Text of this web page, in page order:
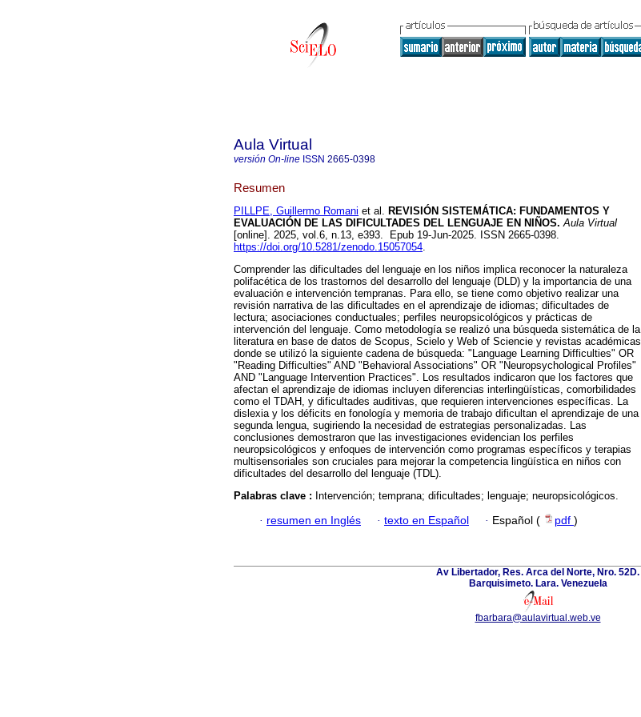
Aula Virtual
versión On-line ISSN 2665-0398
Resumen
PILLPE, Guillermo Romani et al. REVISIÓN SISTEMÁTICA: FUNDAMENTOS Y
EVALUACIÓN DE LAS DIFICULTADES DEL LENGUAJE EN NIÑOS. Aula Virtual
[online]. 2025, vol.6, n.13, e393. Epub 19-Jun-2025. ISSN 2665-0398.
https://doi.org/10.5281/zenodo.15057054.
Comprender las dificultades del lenguaje en los niños implica reconocer la naturaleza
polifacética de los trastornos del desarrollo del lenguaje (DLD) y la importancia de una
evaluación e intervención tempranas. Para ello, se tiene como objetivo realizar una
revisión narrativa de las dificultades en el aprendizaje de idiomas; dificultades de
lectura; asociaciones conductuales; perfiles neuropsicológicos y prácticas de
intervención del lenguaje. Como metodología se realizó una búsqueda sistemática de la
literatura en base de datos de Scopus, Scielo y Web of Sciencie y revistas académicas
donde se utilizó la siguiente cadena de búsqueda: "Language Learning Difficulties" OR
"Reading Difficulties" AND "Behavioral Associations" OR "Neuropsychological Profiles"
AND "Language Intervention Practices". Los resultados indicaron que los factores que
afectan el aprendizaje de idiomas incluyen diferencias interlingüísticas, comorbilidades
como el TDAH, y dificultades auditivas, que requieren intervenciones específicas. La
dislexia y los déficits en fonología y memoria de trabajo dificultan el aprendizaje de una
segunda lengua, sugiriendo la necesidad de estrategias personalizadas. Las
conclusiones demostraron que las investigaciones evidencian los perfiles
neuropsicológicos y enfoques de intervención como programas específicos y terapias
multisensoriales son cruciales para mejorar la competencia lingüística en niños con
dificultades del desarrollo del lenguaje (TDL).
Palabras clave : Intervención; temprana; dificultades; lenguaje; neuropsicológicos.
· resumen en Inglés · texto en Español · Español ( pdf )
Av Libertador, Res. Arca del Norte, Nro. 52D.
Barquisimeto. Lara. Venezuela
fbarbara@aulavirtual.web.ve